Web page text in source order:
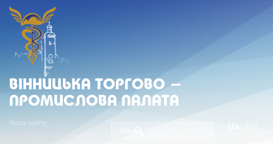
ВIННИЦЬКА ТОРГОВО -
ПРОМИСЛОВА ПАЛАТА
Мапа сайту